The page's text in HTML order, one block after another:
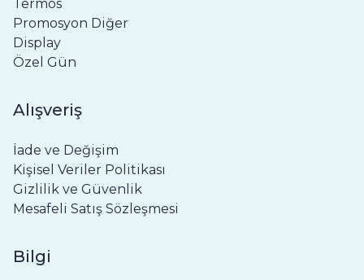
Termos
Promosyon Diğer
Display
Özel Gün
Alışveriş
İade ve Değişim
Kişisel Veriler Politikası
Gizlilik ve Güvenlik
Mesafeli Satış Sözleşmesi
Bilgi